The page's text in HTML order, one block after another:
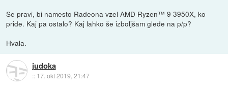
Se pravi, bi namesto Radeona vzel AMD Ryzen™ 9 3950X, ko
pride. Kaj pa ostalo? Kaj lahko še izboljšam glede na p/p?
Hvala.
judoka
:: 17. okt 2019, 21:47